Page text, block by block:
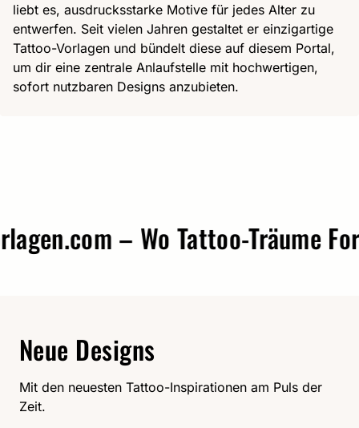
liebt es, ausdrucksstarke Motive für jedes Alter zu
entwerfen. Seit vielen Jahren gestaltet er einzigartige
Tattoo-Vorlagen und bündelt diese auf diesem Portal,
um dir eine zentrale Anlaufstelle mit hochwertigen,
sofort nutzbaren Designs anzubieten.
– Wo Tattoo-Träume Form
Neue Designs
Mit den neuesten Tattoo-Inspirationen am Puls der
Zeit.